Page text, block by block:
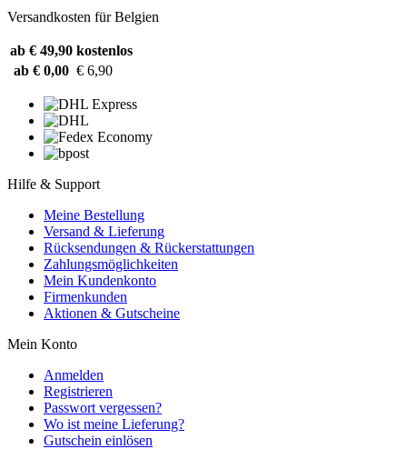
Versandkosten für Belgien
ab € 49,90 kostenlos
ab € 0,00 € 6,90
Hilfe & Support
Meine Bestellung
Versand & Lieferung
Rücksendungen & Rückerstattungen
Zahlungsmöglichkeiten
Mein Kundenkonto
Firmenkunden
Aktionen & Gutscheine
Mein Konto
Anmelden
Registrieren
Passwort vergessen?
Wo ist meine Lieferung?
Gutschein einlösen